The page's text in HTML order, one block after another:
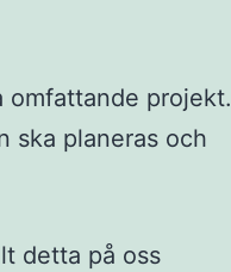
omfattande projekt.
ska planeras och
detta på oss